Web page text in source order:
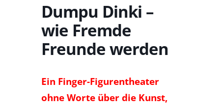
Dumpu Dinki –
wie Fremde
Freunde werden
Ein Finger-Figurentheater
ohne Worte über die Kunst,